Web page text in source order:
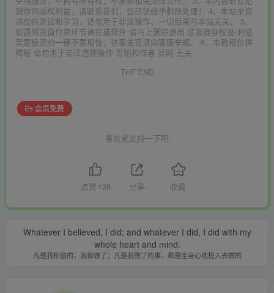
到你的版权利益，请联系我们，会尽快给予删除处理！ 4、本站全资
源仅供测试和学习，请勿用于非法操作，一切后果与本站无关。 5、
如遇到充值付费环节课程或软件 请马上删除退出 涉及自身权益/利益
需要投资的一律不要相信，访客发现请向客服举报。 6、本教程仅供
揭秘 请勿用于非法违规操作 否则和作者 官网 无关
THE END
会员免费
喜欢就支持一下吧
点赞 138 分享 收藏
Whatever I believed, I did; and whatever I did, I did with my
whole heart and mind.
凡是我相信的，我都做了；凡是我做了的事，都是全身心地投入去做的